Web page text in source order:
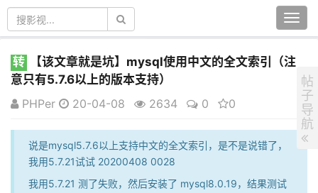
转
【该文章就是坑】mysql使用中文的全文索引（注
意只有5.7.6以上的版本支持）
PHPer
20-04-08 2634 0 0
说是mysql5.7.6以上支持中文的全文索引，是不是说错了，
我用5.7.21试试 20200408 0028
我用5.7.21 测了失败，然后安装了 mysql8.0.19，结果测试
帖
子
导
航